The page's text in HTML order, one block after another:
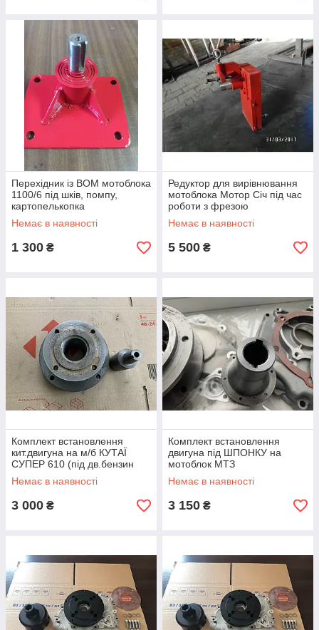
Перехідник із ВОМ мотоблока
1100/6 під шків, помпу,
картопелькопка
Немає в наявності
1 300 ₴
Редуктор для вирівнювання
мотоблока Мотор Січ під час
роботи з фрезою
Немає в наявності
5 500 ₴
Комплект встановлення
кит.двигуна на м/б КУТАЇ
СУПЕР 610 (під дв.бензин
6,5-7,5лс. шпонка — 20 мм)
Немає в наявності
3 000 ₴
Комплект встановлення
двигуна під ШПОНКУ на
мотоблок МТЗ
Немає в наявності
3 150 ₴